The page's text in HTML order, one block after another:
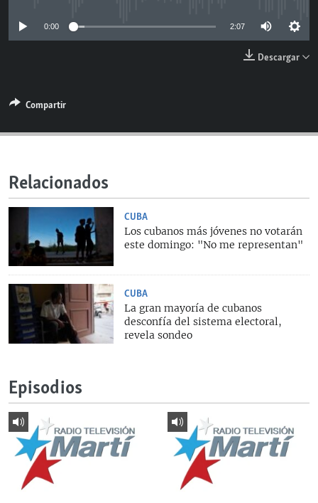
ESPECIALES
DESINFORMACIÓN RUSA EN AMÉRICA LATINA
LA INVASIÓN DE RUSIA A UCRANIA
0:00 2:07
Descargar
Compartir
Relacionados
CUBA
Los cubanos más jóvenes no votarán
este domingo: "No me representan"
CUBA
La gran mayoría de cubanos
desconfía del sistema electoral,
revela sondeo
Episodios